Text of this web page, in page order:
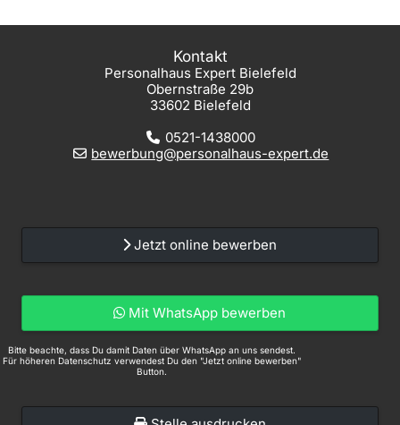
Kontakt
Personalhaus Expert Bielefeld
Obernstraße 29b
33602 Bielefeld
0521-1438000
bewerbung@personalhaus-expert.de
Jetzt online bewerben
Mit WhatsApp bewerben
Bitte beachte, dass Du damit Daten über WhatsApp an uns sendest.
Für höheren Datenschutz verwendest Du den "Jetzt online bewerben"
Button.